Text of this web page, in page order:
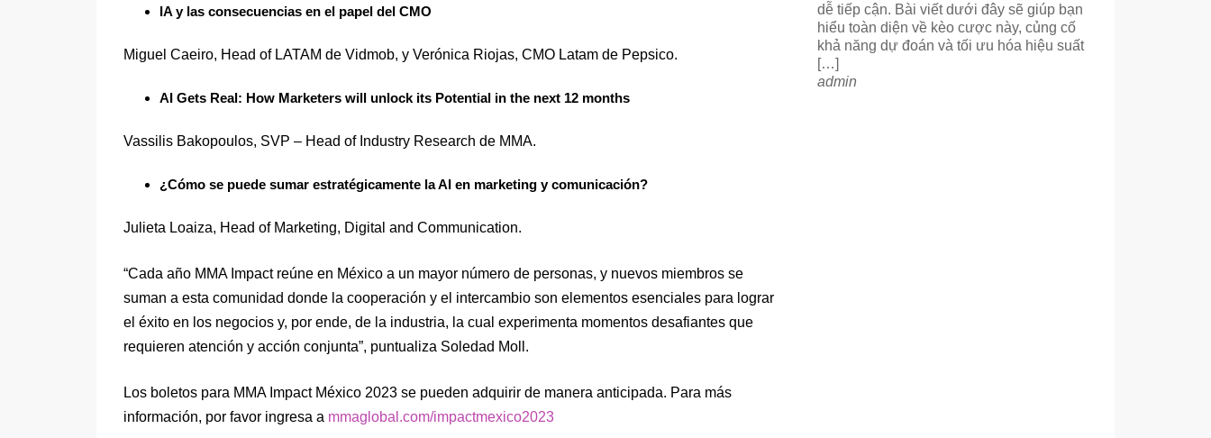
IA y las consecuencias en el papel del CMO
Miguel Caeiro, Head of LATAM de Vidmob, y Verónica Riojas, CMO Latam de Pepsico.
AI Gets Real: How Marketers will unlock its Potential in the next 12 months
Vassilis Bakopoulos, SVP – Head of Industry Research de MMA.
¿Cómo se puede sumar estratégicamente la AI en marketing y comunicación?
Julieta Loaiza, Head of Marketing, Digital and Communication.
“Cada año MMA Impact reúne en México a un mayor número de personas, y nuevos miembros se
suman a esta comunidad donde la cooperación y el intercambio son elementos esenciales para lograr
el éxito en los negocios y, por ende, de la industria, la cual experimenta momentos desafiantes que
requieren atención y acción conjunta”, puntualiza Soledad Moll.
Los boletos para MMA Impact México 2023 se pueden adquirir de manera anticipada. Para más
información, por favor ingresa a mmaglobal.com/impactmexico2023
dễ tiếp cận. Bài viết dưới đây sẽ giúp bạn
hiểu toàn diện về kèo cược này, củng cố
khả năng dự đoán và tối ưu hóa hiệu suất
[…]
admin